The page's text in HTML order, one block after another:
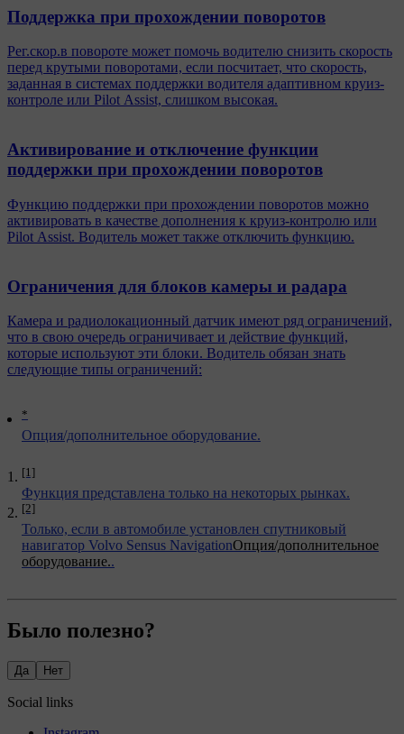
*
Опция/дополнительное оборудование.
[1]
Функция представлена только на некоторых рынках.
[2]
Только, если в автомобиле установлен спутниковый
навигатор Volvo Sensus NavigationОпция/дополнительное
оборудование..
Поддержка при прохождении поворотов
Рег.скор.в повороте может помочь водителю снизить скорость
перед крутыми поворотами, если посчитает, что скорость,
заданная в системах поддержки водителя адаптивном круиз-
контроле или Pilot Assist, слишком высокая.
Активирование и отключение функции
поддержки при прохождении поворотов
Функцию поддержки при прохождении поворотов можно
активировать в качестве дополнения к круиз-контролю или
Pilot Assist. Водитель может также отключить функцию.
Ограничения для блоков камеры и радара
Камера и радиолокационный датчик имеют ряд ограничений,
что в свою очередь ограничивает и действие функций,
которые используют эти блоки. Водитель обязан знать
следующие типы ограничений:
Было полезно?
Да Нет